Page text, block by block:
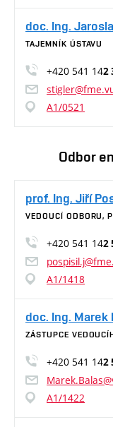
doc. Ing.
TAJEMNÍK ÚSTAVU
+420 541 142
A1/0521
Odbor
prof. Ing. Jiří
VEDOUCÍ ODBORU,
+420 541 142
A1/1418
doc. Ing. Marek
ZÁSTUPCE
+420 541 142
A1/1422